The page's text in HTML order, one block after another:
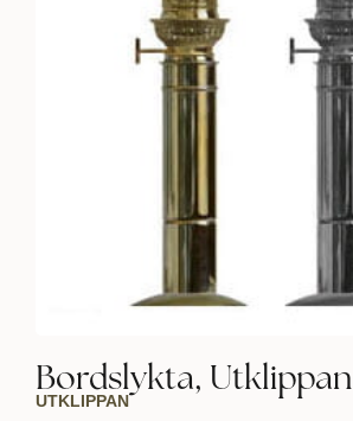
Bordslykta, Utklippan
UTKLIPPAN